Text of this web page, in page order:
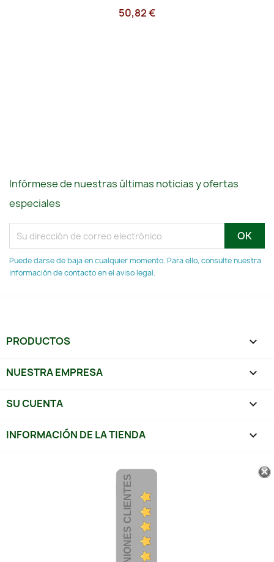
50,82 €
Infórmese de nuestras últimas noticias y ofertas
especiales
Puede darse de baja en cualquier momento. Para ello, consulte nuestra
información de contacto en el aviso legal.
PRODUCTOS 
NUESTRA EMPRESA 
SU CUENTA 
INFORMACIÓN DE LA TIENDA keyboard_arrow_down
OPINIONES CLIENTES